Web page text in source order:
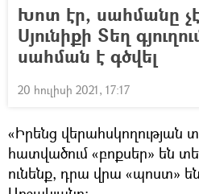
Խոտ էր, սահմանը
Սյունիքի Տեղ
սահման է գծվել
20 հուլիսի 2021, 17:17
«Իրենց վերահսկողության
հատվածում «բոքսեր» են
ունենք, դրա վրա «պոստ»